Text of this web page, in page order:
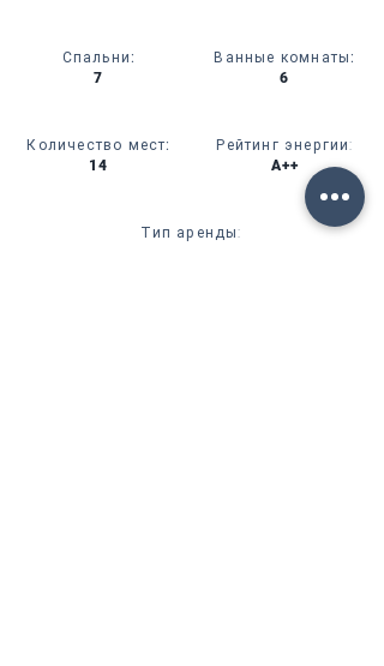
Спальни:
7
Количество мест:
14
Ванные комнаты:
6
Рейтинг энергии:
A++
Тип аренды: